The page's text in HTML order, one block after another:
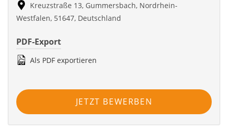
Kreuzstraße 13, Gummersbach, Nordrhein-
Westfalen, 51647, Deutschland
PDF-Export
Als PDF exportieren
JETZT BEWERBEN